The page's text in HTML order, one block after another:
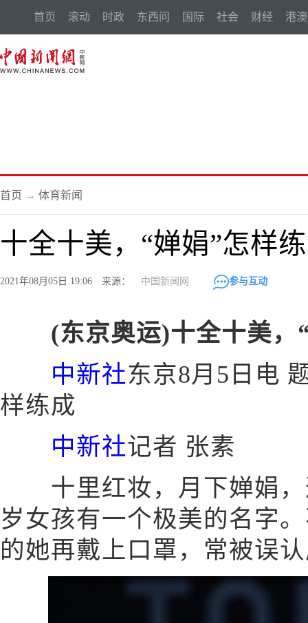
首页 滚动 时政 东西问 国际 社会 财经 港澳
首页 → 体育新闻
十全十美，“婵娟”怎样
2021年08月05日 19:06 来源： 中国新闻网 参与互动
(东京奥运)十全十美，
中新社东京8月5日电
样练成
中新社记者 张素
十里红妆，月下婵娟，
岁女孩有一个极美的名字
的她再戴上口罩，常被误